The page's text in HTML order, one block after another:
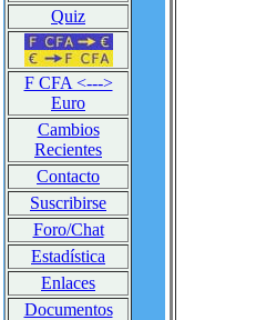
Quiz
F CFA <--->
Euro
Cambios
Recientes
Contacto
Suscribirse
Foro/Chat
Estadística
Enlaces
Documentos